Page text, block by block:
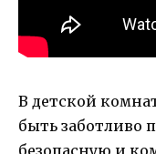
В детской
быть заботливо